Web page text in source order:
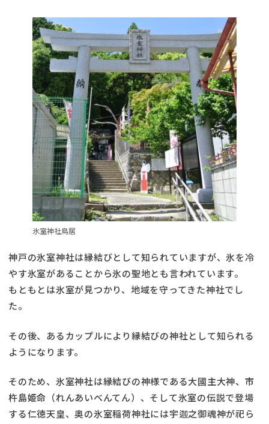
氷室神社鳥居
神戸の氷室神社は縁結びとして知られていますが、氷を冷
やす氷室があることから氷の聖地とも言われています。
もともとは氷室が見つかり、地域を守ってきた神社でし
た。
その後、あるカップルにより縁結びの神社として知られる
ようになります。
そのため、氷室神社は縁結びの神様である大國主大神、市
杵島姫命（れんあいべんてん）、そして氷室の伝説で登場
する仁徳天皇、奥の氷室稲荷神社には宇迦之御魂神が祀ら